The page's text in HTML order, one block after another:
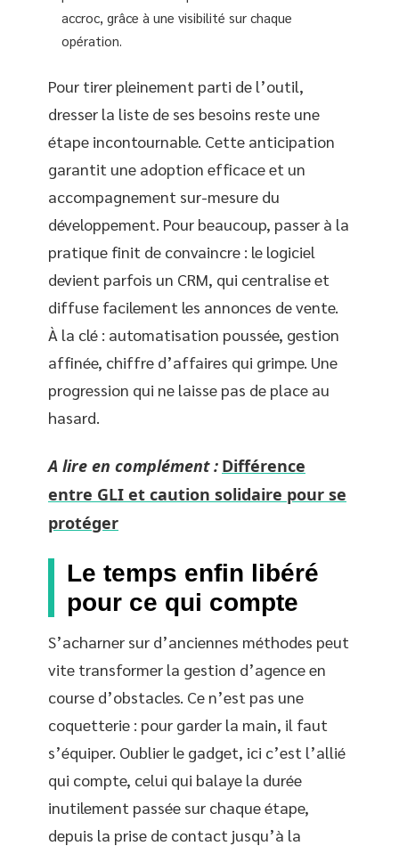
accroc, grâce à une visibilité sur chaque
opération.
Pour tirer pleinement parti de l’outil,
dresser la liste de ses besoins reste une
étape incontournable. Cette anticipation
garantit une adoption efficace et un
accompagnement sur-mesure du
développement. Pour beaucoup, passer à la
pratique finit de convaincre : le logiciel
devient parfois un CRM, qui centralise et
diffuse facilement les annonces de vente.
À la clé : automatisation poussée, gestion
affinée, chiffre d’affaires qui grimpe. Une
progression qui ne laisse pas de place au
hasard.
A lire en complément : Différence
entre GLI et caution solidaire pour se
protéger
Le temps enfin libéré
pour ce qui compte
S’acharner sur d’anciennes méthodes peut
vite transformer la gestion d’agence en
course d’obstacles. Ce n’est pas une
coquetterie : pour garder la main, il faut
s’équiper. Oublier le gadget, ici c’est l’allié
qui compte, celui qui balaye la durée
inutilement passée sur chaque étape,
depuis la prise de contact jusqu’à la